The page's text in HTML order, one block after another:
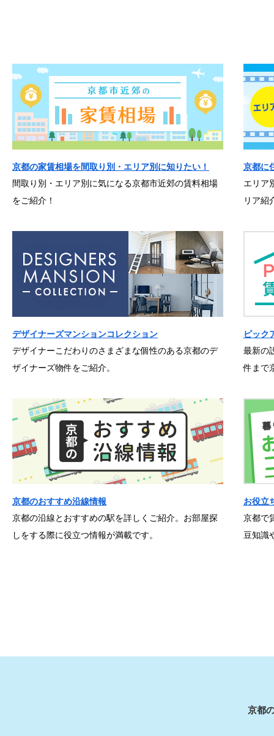
京都の家賃相場を間取り別・エリア別に知りたい！
間取り別・エリア別に気になる京都市近郊の賃料相場
をご紹介！
京都に
エリア
リア紹
デザイナーズマンションコレクション
デザイナーこだわりのさまざまな個性のある京都のデ
ザイナーズ物件をご紹介。
ピック
最新の
件まで
京都のおすすめ沿線情報
京都の沿線とおすすめの駅を詳しくご紹介。お部屋探
しをする際に役立つ情報が満載です。
お役立
京都で
豆知識
京都